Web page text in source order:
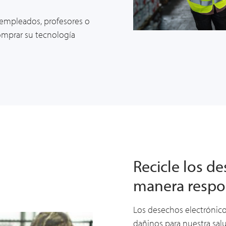
profesores o
su tecnología
Recicle los
manera
Los desechos
dañinos para nuestra